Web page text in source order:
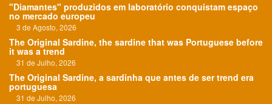
"Diamantes" produzidos em laboratório conquistam espaço
no mercado europeu
3 de Agosto, 2026
The Original Sardine, the sardine that was Portuguese before
it was a trend
31 de Julho, 2026
The Original Sardine, a sardinha que antes de ser trend era
portuguesa
31 de Julho, 2026